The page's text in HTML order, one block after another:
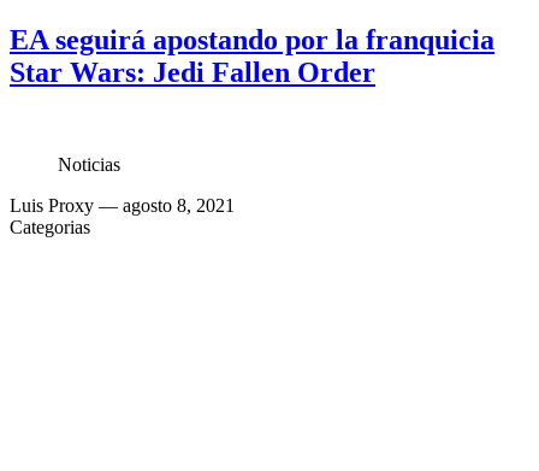
EA seguirá apostando por la franquicia
Star Wars: Jedi Fallen Order
Noticias
Luis Proxy — agosto 8, 2021
Categorias